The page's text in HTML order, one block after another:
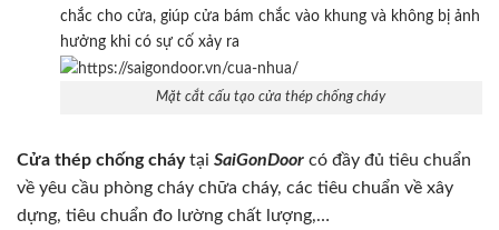
chắc cho cửa, giúp cửa bám chắc vào khung và không bị ảnh
hưởng khi có sự cố xảy ra
Mặt cắt cấu tạo cửa thép chống cháy
Cửa thép chống cháytại SaiGonDoor có đầy đủ tiêu chuẩn
về yêu cầu phòng cháy chữa cháy, các tiêu chuẩn về xây
dựng, tiêu chuẩn đo lường chất lượng,…